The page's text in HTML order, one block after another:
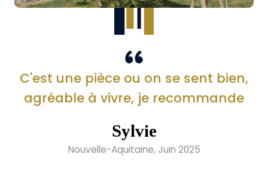
C'est une pièce ou on se sent bien,
agréable à vivre, je recommande
Sylvie
Nouvelle-Aquitaine, Juin 2025